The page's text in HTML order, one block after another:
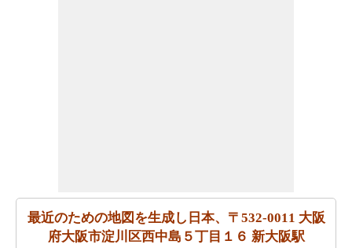
ご旅行中の時間的な制約がありましたか。より良いあな
たの飛行時間を管理するために探しますか。あなたは日
本、〒532-0011 大阪府大阪市淀川区西中島５丁目１６ 新
最近のための地図を生成し日本、〒532-0011 大阪
府大阪市淀川区西中島５丁目１６ 新大阪駅